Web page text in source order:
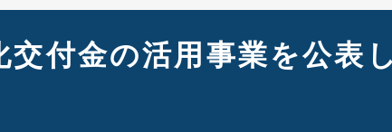
付金の活用事業を公表